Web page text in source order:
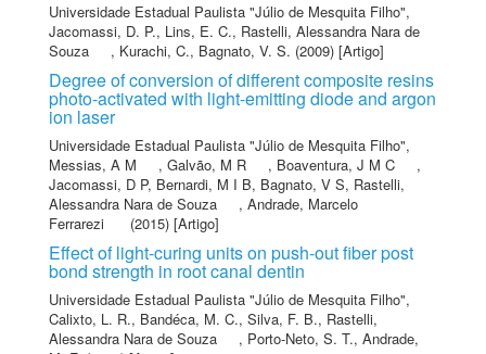
Universidade Estadual Paulista "Júlio de Mesquita Filho",
Jacomassi, D. P., Lins, E. C., Rastelli, Alessandra Nara de
Souza
, Kurachi, C., Bagnato, V. S. (2009) [Artigo]
Degree of conversion of different composite resins
photo-activated with light-emitting diode and argon
ion laser
Universidade Estadual Paulista "Júlio de Mesquita Filho",
Messias, A M
, Galvão, M R , Boaventura, J M C
,
Jacomassi, D P, Bernardi, M I B, Bagnato, V S, Rastelli,
Alessandra Nara de Souza
, Andrade, Marcelo
Ferrarezi
(2015) [Artigo]
Effect of light-curing units on push-out fiber post
bond strength in root canal dentin
Universidade Estadual Paulista "Júlio de Mesquita Filho",
Calixto, L. R., Bandéca, M. C., Silva, F. B., Rastelli,
Alessandra Nara de Souza
, Porto-Neto, S. T., Andrade,